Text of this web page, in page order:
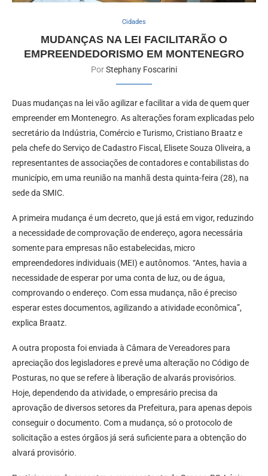
Cidades
MUDANÇAS NA LEI FACILITARÃO O
EMPREENDEDORISMO EM MONTENEGRO
PorStephany Foscarini
Duas mudanças na lei vão agilizar e facilitar a vida de quem quer
empreender em Montenegro. As alterações foram explicadas pelo
secretário da Indústria, Comércio e Turismo, Cristiano Braatz e
pela chefe do Serviço de Cadastro Fiscal, Elisete Souza Oliveira, a
representantes de associações de contadores e contabilistas do
município, em uma reunião na manhã desta quinta-feira (28), na
sede da SMIC.
A primeira mudança é um decreto, que já está em vigor, reduzindo
a necessidade de comprovação de endereço, agora necessária
somente para empresas não estabelecidas, micro
empreendedores individuais (MEI) e autônomos. “Antes, havia a
necessidade de esperar por uma conta de luz, ou de água,
comprovando o endereço. Com essa mudança, não é preciso
esperar estes documentos, agilizando a atividade econômica”,
explica Braatz.
A outra proposta foi enviada à Câmara de Vereadores para
apreciação dos legisladores e prevê uma alteração no Código de
Posturas, no que se refere à liberação de alvarás provisórios.
Hoje, dependendo da atividade, o empresário precisa da
aprovação de diversos setores da Prefeitura, para apenas depois
conseguir o documento. Com a mudança, só o protocolo de
solicitação a estes órgãos já será suficiente para a obtenção do
alvará provisório.